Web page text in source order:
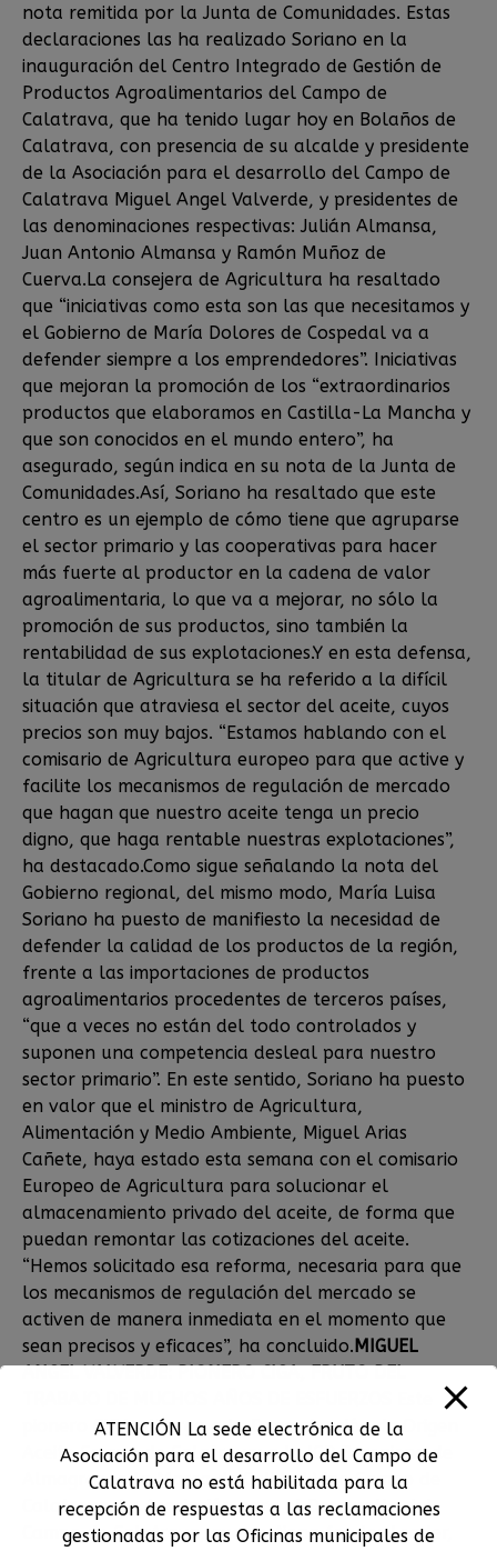
nota remitida por la Junta de Comunidades. Estas
declaraciones las ha realizado Soriano en la
inauguración del Centro Integrado de Gestión de
Productos Agroalimentarios del Campo de
Calatrava, que ha tenido lugar hoy en Bolaños de
Calatrava, con presencia de su alcalde y presidente
de la Asociación para el desarrollo del Campo de
Calatrava Miguel Angel Valverde, y presidentes de
las denominaciones respectivas: Julián Almansa,
Juan Antonio Almansa y Ramón Muñoz de
Cuerva.La consejera de Agricultura ha resaltado
que “iniciativas como esta son las que necesitamos y
el Gobierno de María Dolores de Cospedal va a
defender siempre a los emprendedores”. Iniciativas
que mejoran la promoción de los “extraordinarios
productos que elaboramos en Castilla-La Mancha y
que son conocidos en el mundo entero”, ha
asegurado, según indica en su nota de la Junta de
Comunidades.Así, Soriano ha resaltado que este
centro es un ejemplo de cómo tiene que agruparse
el sector primario y las cooperativas para hacer
más fuerte al productor en la cadena de valor
agroalimentaria, lo que va a mejorar, no sólo la
promoción de sus productos, sino también la
rentabilidad de sus explotaciones.Y en esta defensa,
la titular de Agricultura se ha referido a la difícil
situación que atraviesa el sector del aceite, cuyos
precios son muy bajos. “Estamos hablando con el
comisario de Agricultura europeo para que active y
facilite los mecanismos de regulación de mercado
que hagan que nuestro aceite tenga un precio
digno, que haga rentable nuestras explotaciones”,
ha destacado.Como sigue señalando la nota del
Gobierno regional, del mismo modo, María Luisa
Soriano ha puesto de manifiesto la necesidad de
defender la calidad de los productos de la región,
frente a las importaciones de productos
agroalimentarios procedentes de terceros países,
“que a veces no están del todo controlados y
suponen una competencia desleal para nuestro
sector primario”. En este sentido, Soriano ha puesto
en valor que el ministro de Agricultura,
Alimentación y Medio Ambiente, Miguel Arias
Cañete, haya estado esta semana con el comisario
Europeo de Agricultura para solucionar el
almacenamiento privado del aceite, de forma que
puedan remontar las cotizaciones del aceite.
“Hemos solicitado esa reforma, necesaria para que
los mecanismos de regulación del mercado se
activen de manera inmediata en el momento que
sean precisos y eficaces”, ha concluido. MIGUEL
pionero CIGA alberga a la Denominación de Origen
Aceite Campo de Calatrava; a la IGP Berenjena de
Almagro y a la Marca de Calidad Vino Campo de
Calatrava. La Asociación para el Desarrollo del
Campo de Calatrava, que gestiona fondos Leader,
ATENCIÓN La sede electrónica de la
Asociación para el desarrollo del Campo de
Calatrava no está habilitada para la
recepción de respuestas a las reclamaciones
gestionadas por las Oficinas municipales de